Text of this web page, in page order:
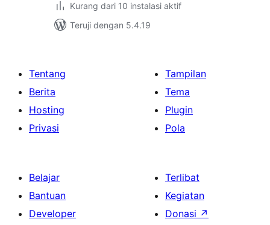
Kurang dari 10 instalasi aktif
Teruji dengan 5.4.19
Tentang
Berita
Hosting
Privasi
Tampilan
Tema
Plugin
Pola
Belajar
Bantuan
Developer
Terlibat
Kegiatan
Donasi ↗